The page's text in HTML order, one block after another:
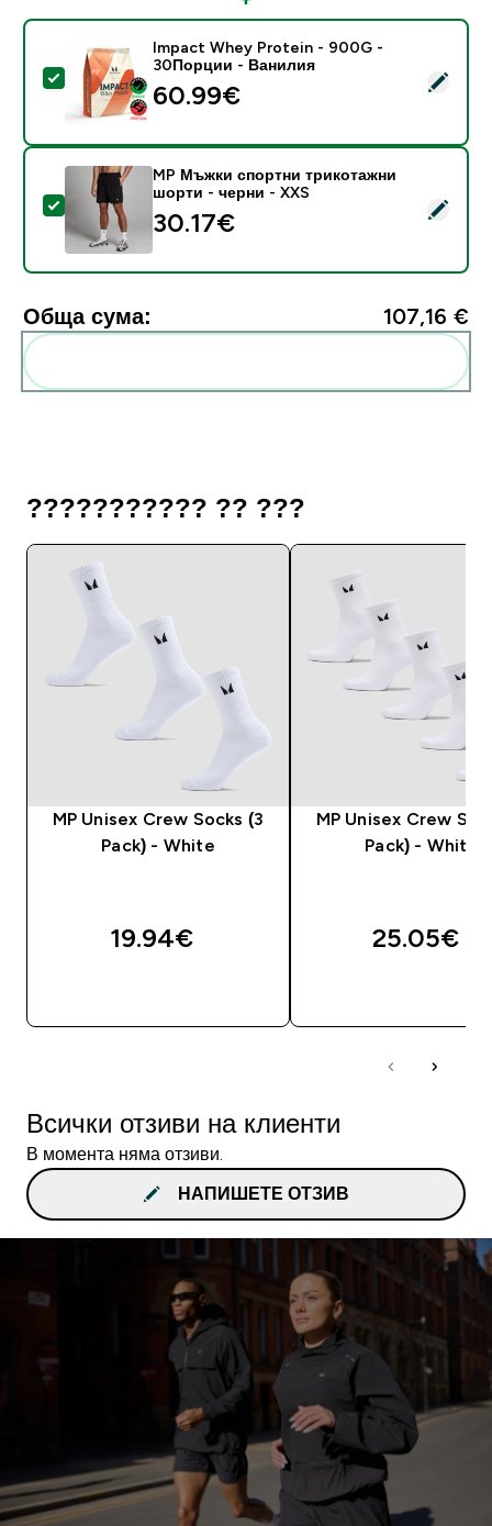
Select this product - Impact Whey Protein - 900G -
Impact Whey Protein - 900G -
30Порции - Ванилия
60.99€‎
Select this product - MP Мъжки спортни
MP Мъжки спортни трикотажни
шорти - черни - XXS
30.17€‎
Обща сума: 107,16 €‎
??????????? ?? ???
MP Unisex Crew Socks (3
Pack) - White
19.94€‎
MP Unisex Crew
Pack) - White
25.05€‎
Всички отзиви на клиенти
В момента няма отзиви.
НАПИШЕТЕ ОТЗИВ